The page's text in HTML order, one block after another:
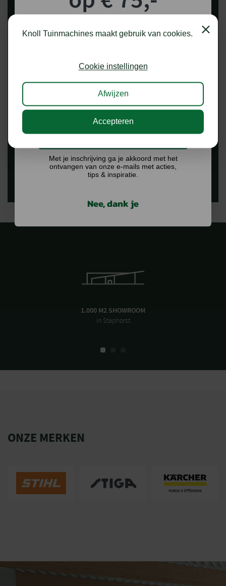
Opmerking
1.000 M2 SHOWROOM
in Staphorst
ONZE MERKEN
Knoll Tuinmachines maakt gebruik van cookies. Close
Cookie instellingen
Afwijzen
Accepteren
shoptegoed!
kans op €75,- te besteden op onze webshop.
Ik doe graag mee!
Met je inschrijving ga je akkoord met het
ontvangen van onze e-mails met acties,
tips & inspiratie.
Nee, dank je